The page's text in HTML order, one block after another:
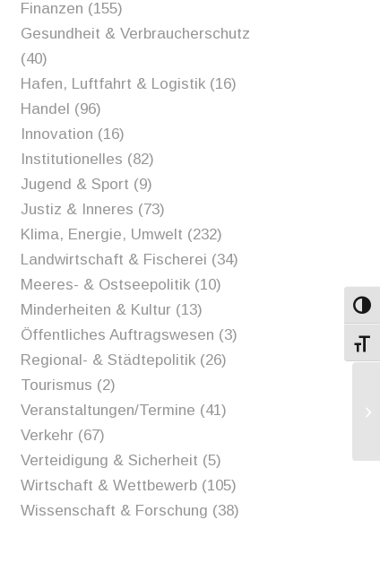
Finanzen (155)
Gesundheit & Verbraucherschutz
(40)
Hafen, Luftfahrt & Logistik(16)
Handel (96)
Innovation (16)
Institutionelles (82)
Jugend & Sport (9)
Justiz & Inneres (73)
Klima, Energie, Umwelt (232)
Landwirtschaft & Fischerei (34)
Meeres- & Ostseepolitik(10)
Minderheiten & Kultur(13)
Öffentliches Auftragswesen (3)
Regional- & Städtepolitik(26)
Tourismus (2)
Veranstaltungen/Termine (41)
Verkehr(67)
Verteidigung & Sicherheit (5)
Wirtschaft & Wettbewerb(105)
Wissenschaft & Forschung (38)